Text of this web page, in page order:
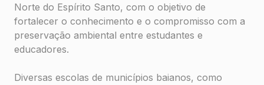
Norte do Espírito Santo, com o objetivo de
fortalecer o conhecimento e o compromisso com a
preservação ambiental entre estudantes e
educadores.
Diversas escolas de municípios baianos, como